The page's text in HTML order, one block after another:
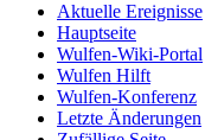
Aktuelle Ereignisse
Hauptseite
Wulfen-Wiki-Portal
Wulfen Hilft
Wulfen-Konferenz
Letzte Änderungen